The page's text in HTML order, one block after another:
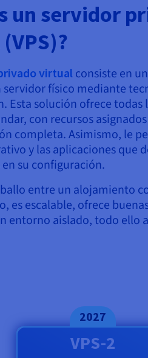
un servidor
virtual consiste en
servidor físico mediante
Esta solución ofrece todas
con recursos
completa. Asimismo, le
y las aplicaciones que
su configuración.
entre un alojamiento
es escalable, ofrece
entorno aislado, todo ello
2027
VPS-2